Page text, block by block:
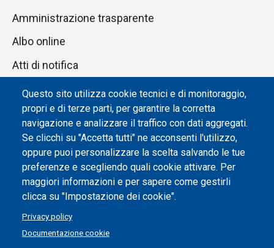
Questo sito utilizza cookie tecnici e di monitoraggio,
propri e di terze parti, per garantire la corretta
navigazione e analizzare il traffico con dati aggregati.
Se clicchi su "Accetta tutti" ne acconsenti l'utilizzo,
oppure puoi personalizzare la scelta salvando le tue
preferenze e scegliendo quali cookie attivare. Per
maggiori informazioni e per sapere come gestirli
clicca su "Impostazione dei cookie".
Privacy policy
Documentazione cookie
Amministrazione trasparente
Albo online
Atti di notifica
Dichiarazione di accessibilità
Impostazione dei cookie